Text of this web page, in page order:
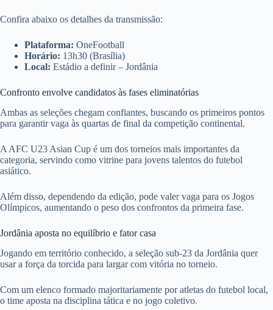
Confira abaixo os detalhes da transmissão:
Plataforma: OneFootball
Horário: 13h30 (Brasília)
Local: Estádio a definir – Jordânia
Confronto envolve candidatos às fases eliminatórias
Ambas as seleções chegam confiantes, buscando os primeiros pontos
para garantir vaga às quartas de final da competição continental.
A AFC U23 Asian Cup é um dos torneios mais importantes da
categoria, servindo como vitrine para jovens talentos do futebol
asiático.
Além disso, dependendo da edição, pode valer vaga para os Jogos
Olímpicos, aumentando o peso dos confrontos da primeira fase.
Jordânia aposta no equilíbrio e fator casa
Jogando em território conhecido, a seleção sub-23 da Jordânia quer
usar a força da torcida para largar com vitória no torneio.
Com um elenco formado majoritariamente por atletas do futebol local,
o time aposta na disciplina tática e no jogo coletivo.